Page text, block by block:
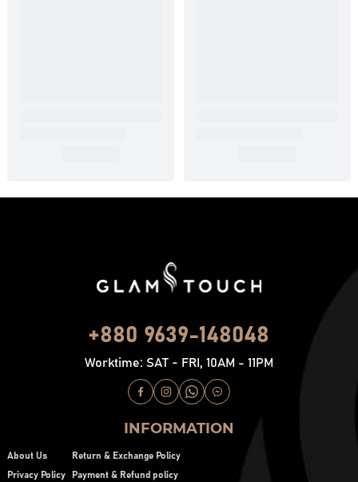
+880 9639-148048
Worktime: SAT - FRI, 10AM - 11PM
INFORMATION
About Us
Privacy Policy
Return & Exchange Policy
Payment & Refund policy